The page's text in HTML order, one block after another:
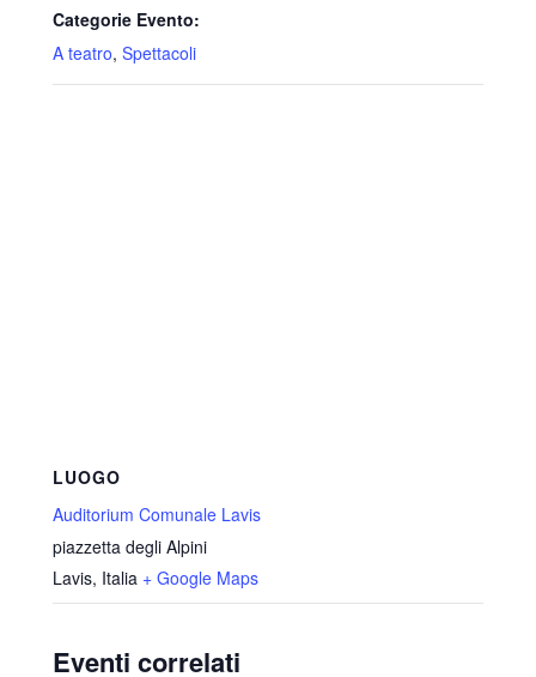
Categorie Evento:
A teatro, Spettacoli
LUOGO
Auditorium Comunale Lavis
piazzetta degli Alpini
Lavis, Italia + Google Maps
Eventi correlati